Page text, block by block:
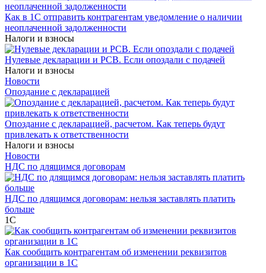
Как в 1С отправить контрагентам уведомление о наличии
неоплаченной задолженности
Налоги и взносы
Нулевые декларации и РСВ. Если опоздали с подачей
Налоги и взносы
Новости
Опоздание с декларацией
Опоздание с декларацией, расчетом. Как теперь будут
привлекать к ответственности
Налоги и взносы
Новости
НДС по длящимся договорам
НДС по длящимся договорам: нельзя заставлять платить
больше
1С
Как сообщить контрагентам об изменении реквизитов
организации в 1C